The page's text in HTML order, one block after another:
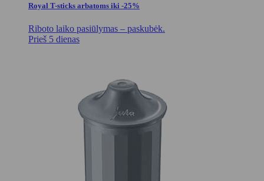
Royal T-sticks arbatoms iki -25%
Riboto laiko pasiūlymas – paskubėk.
Prieš 5 dienas